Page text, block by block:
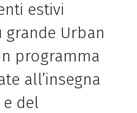
estivi
grande Urban
programma
all’insegna
del